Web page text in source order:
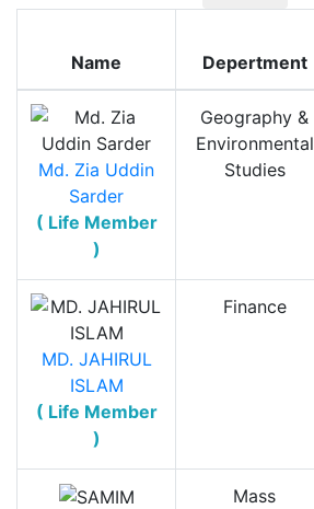
Name Depertment
Md. Zia Uddin
Sarder
( Life Member
)
Geography &
Environmental
Studies
MD. JAHIRUL
ISLAM
( Life Member
)
Finance
Mass